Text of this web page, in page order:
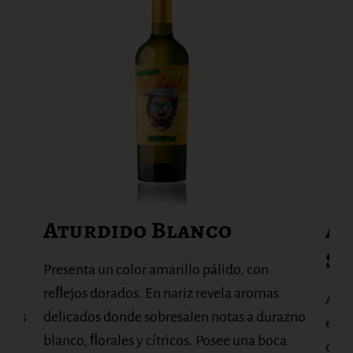
Aturdido Blanco
Presenta un color amarillo pálido, con
reﬂejos dorados. En nariz revela aromas
delicados donde sobresalen notas a durazno
blanco, ﬂorales y cítricos. Posee una boca
A la